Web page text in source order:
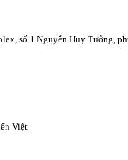
số 1 Nguyễn Huy Tưởng,
Việt